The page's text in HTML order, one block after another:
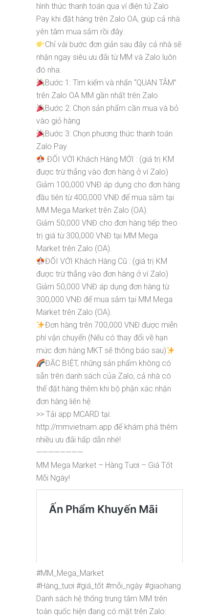
hình thức thanh toán qua ví điện tử Zalo
Pay khi đặt hàng trên Zalo OA, giúp cả nhà
yên tâm mua sắm rồi đây.
Chỉ vài bước đơn giản sau đây cả nhà sẽ
nhận ngay siêu ưu đãi từ MM và Zalo luôn
đó nha.
Bước 1: Tìm kiếm và nhấn “QUAN TÂM”
trên Zalo OA MM gần nhất trên Zalo
Bước 2: Chọn sản phẩm cần mua và bỏ
vào giỏ hàng
Bước 3: Chọn phương thức thanh toán
Zalo Pay
ĐỐI VỚI Khách Hàng MỚI : (giá trị KM
được trừ thẳng vào đơn hàng ở ví Zalo)
Giảm 100,000 VNĐ áp dụng cho đơn hàng
đầu tiên từ 400,000 VNĐ để mua sắm tại
MM Mega Market trên Zalo (OA).
Giảm 50,000 VNĐ cho đơn hàng tiếp theo
trị giá từ 300,000 VNĐ tại MM Mega
Market trên Zalo (OA).
ĐỐI VỚI Khách Hàng Cũ : (giá trị KM
được trừ thẳng vào đơn hàng ở ví Zalo)
Giảm 50,000 VNĐ áp dụng đơn hàng từ
300,000 VNĐ để mua sắm tại MM Mega
Market trên Zalo (OA).
Đơn hàng trên 700,000 VNĐ được miễn
phí vận chuyển (Nếu có thay đổi về hạn
mức đơn hàng MKT sẽ thông báo sau)
ĐẶC BIỆT, những sản phẩm không có
sẵn trên danh sách của Zalo, cả nhà có
thể đặt hàng thêm khi bộ phận xác nhận
đơn hàng liên hệ.
>> Tải app MCARD tại:
http://mmvietnam.app để khám phá thêm
nhiều ưu đãi hấp dẫn nhé!
————————
MM Mega Market – Hàng Tươi – Giá Tốt
Mỗi Ngày!
#MM_Mega_Market
#Hàng_tươi #giá_tốt #mỗi_ngày #giaohang
Danh sách hệ thống trung tâm MM trên
toàn quốc hiện đang có mặt trên Zalo: